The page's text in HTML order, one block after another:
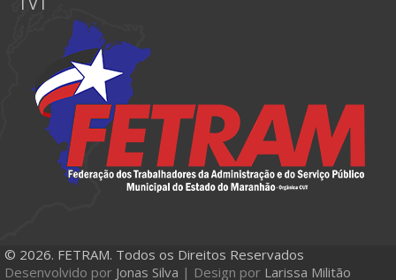
© 2026. FETRAM. Todos os Direitos Reservados
Desenvolvido por Jonas Silva | Design por Larissa Militão